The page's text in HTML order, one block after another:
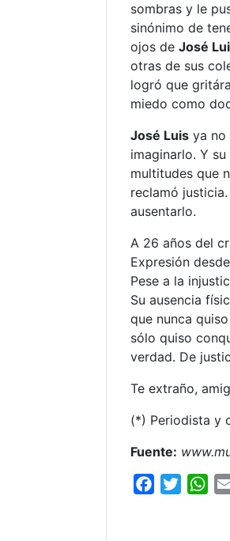
sombras y le
sinónimo de
ojos deJosé
otras de sus
logró que
miedo como
José Luis ya no
imaginarlo. Y
multitudes que
reclamó
ausentarlo.
A 26 años del
Expresión
Pese a la
Su ausencia
que nunca
sólo quiso
verdad. De
Te extraño,
(*) Periodista y
Fuente:
W